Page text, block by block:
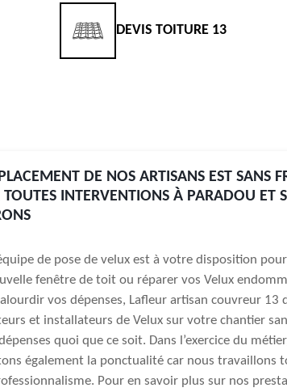
DEVIS TOITURE 13
DE NOS ARTISANS EST SANS
INTERVENTIONS À PARADOU ET
de pose de velux est à votre disposition
fenêtre de toit ou réparer vos Velux
vos dépenses, Lafleur artisan couvreur 13
et installateurs de Velux sur votre chantier
quoi que ce soit. Dans l’exercice du
également la ponctualité car nous travaillons
Pour en savoir plus sur nos